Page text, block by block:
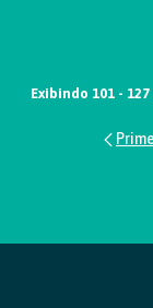
Exibindo 101 -